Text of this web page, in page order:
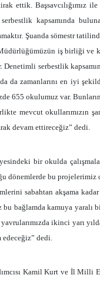
ettik. Başsavcılığımız
kapsamında
Şuanda sömestr
iş birliği ve
serbestlik
da zamanlarını en iyi
655 okulumuz var.
mevcut okullarımızın
devam ettireceğiz” dedi.
bir okulda
dönemlerde bu projelerimiz
sabahtan akşama
bağlamda kamuya yaralı
ikinci yarı
edeceğiz” dedi.
Kamil Kurt ve İl Milli